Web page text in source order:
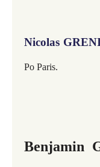
Nicolas
Po Paris.
Benjamin